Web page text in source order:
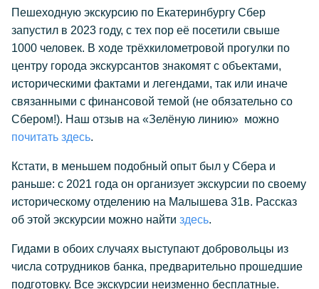
Пешеходную экскурсию по Екатеринбургу Сбер
запустил в 2023 году, с тех пор её посетили свыше
1000 человек. В ходе трёхкилометровой прогулки по
центру города экскурсантов знакомят с объектами,
историческими фактами и легендами, так или иначе
связанными с финансовой темой (не обязательно со
Сбером!). Наш отзыв на «Зелёную линию» можно
почитать здесь.
Кстати, в меньшем подобный опыт был у Сбера и
раньше: с 2021 года он организует экскурсии по своему
историческому отделению на Малышева 31в. Рассказ
об этой экскурсии можно найти здесь.
Гидами в обоих случаях выступают добровольцы из
числа сотрудников банка, предварительно прошедшие
подготовку. Все экскурсии неизменно бесплатные.